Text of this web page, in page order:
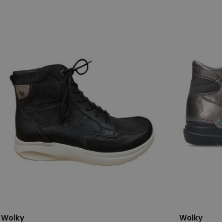
Wolky Wolky